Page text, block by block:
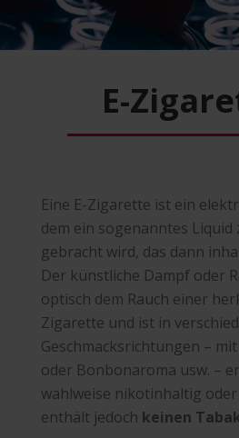
E-
Eine E-Zigarette ist ein
dem ein sogenanntes Liquid
gebracht wird, das dann
Der künstliche Dampf oder
optisch dem Rauch einer
Zigarette und ist in
Geschmacksrichtungen –
oder Bonbonaroma usw. –
wahlweise nikotinhaltig
enthält jedoch keinen